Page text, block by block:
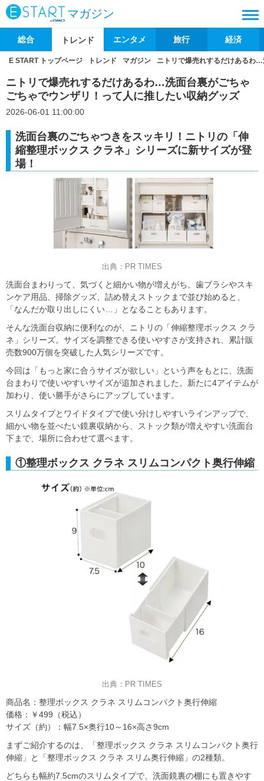
マガジン
総合 トレンド エンタメ 旅行 経済
E START トップページ トレンド マガジン ニトリで爆売れするだけあるわ
ニトリで爆売れするだけあるわ…洗面台裏がごちゃ
ごちゃでウンザリ！って人に推したい収納グッズ
2026-06-01 11:00:00
洗面台裏のごちゃつきをスッキリ！ニトリの「伸
縮整理ボックス クラネ」シリーズに新サイズが登
場！
出典：PR TIMES
洗面台まわりって、気づくと細かい物が増えがち。歯ブラシやスキ
ンケア用品、掃除グッズ、詰め替えストックまで並び始めると、
「なんだか取り出しにくい…」となることもあります。
そんな洗面台収納に便利なのが、ニトリの「伸縮整理ボックス クラ
ネ」シリーズ。サイズを調整できる使いやすさが支持され、累計販
売数900万個を突破した人気シリーズです。
今回は「もっと家に合うサイズが欲しい」という声をもとに、洗面
台まわりで使いやすいサイズが追加されました。新たに4アイテムが
加わり、使い勝手がさらにアップしています。
スリムタイプとワイドタイプで使い分けしやすいラインアップで、
細かい物を並べたい鏡裏収納から、ストック類が増えやすい洗面台
下まで、場所に合わせて選べます。
①整理ボックス クラネ スリムコンパクト奥行伸縮
出典：PR TIMES
商品名：整理ボックス クラネ スリムコンパクト奥行伸縮
価格：￥499（税込）
サイズ（約）：幅7.5×奥行10～16×高さ9cm
まずご紹介するのは、「整理ボックス クラネ スリムコンパクト奥行
伸縮」と「整理ボックス クラネ スリム奥行伸縮」の2種類。
どちらも幅約7.5cmのスリムタイプで、洗面鏡裏の棚にも置きやす